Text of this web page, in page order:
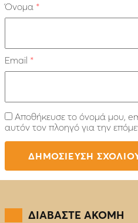
Όνομα *
Email *
Αποθήκευσε το όνομά μου,
αυτόν τον πλοηγό για την
ΔΙΑΒΑΣΤΕ ΑΚΟΜΗ